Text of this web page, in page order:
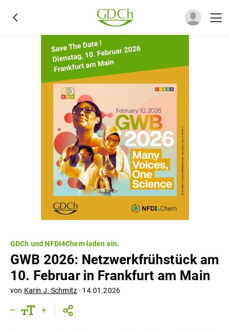
GDCh und NFDI4Chem laden ein.
GWB 2026: Netzwerkfrühstück am
10. Februar in Frankfurt am Main
von Karin J. Schmitz · 14.01.2026